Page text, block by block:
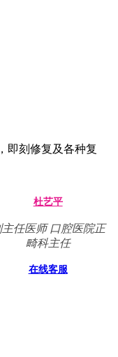
即刻修复及各种复
杜艺平
主任医师 口腔医院正
畸科主任
在线客服